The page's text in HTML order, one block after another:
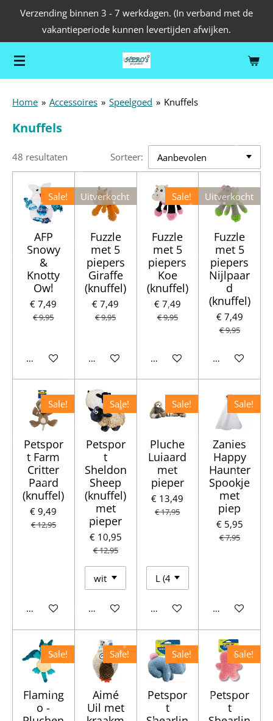
de
hoofdinhoud
Verzending binnen 3 - 7 werkdagen. (In verband met de
vakantieperiode kunnen levertijden afwijken.
Home » Accessoires » Speelgoed » Knuffels
Knuffels
48 resultaten Sorteer:
Sale!
AFP
Snowy
&
Knotty
Owl
€ 7,49
€ 9,95
In winkelwagen
Uitverkocht
Fuzzle
met 5
piepers
Giraffe
(knuffel)
€ 7,49
€ 9,95
Houd mij op de hoogte
Sale!
Fuzzle
met 5
piepers
Koe
(knuffel)
€ 7,49
€ 9,95
In winkelwagen
Uitverkocht
Fuzzle
met 5
piepers
Nijlpaar
d
(knuffel)
€ 7,49
€ 9,95
Houd mij op
Sale!
Petspor
t Farm
Critter
Paard
(knuffel)
€ 9,49
€ 12,95
In winkelwagen
Sale!
Petspor
t
Sheldon
Sheep
(knuffel)
met
pieper
€ 10,95
€ 12,95
In winkelwagen
Sale!
Pluche
Luiaard
met
pieper
€ 13,49
€ 17,95
In winkelwagen
Sale!
Zanies
Happy
Haunter
Spookje
met
piep
€ 5,95
€ 7,95
In
Sale!
Flaming
o -
Sale!
Aimé
Uil met
Sale!
Petspor
t
Sale!
Petspor
t